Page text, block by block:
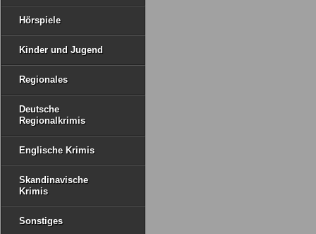
Hörspiele
Kinder und Jugend
Regionales
Deutsche
Regionalkrimis
Englische Krimis
Skandinavische
Krimis
Sonstiges